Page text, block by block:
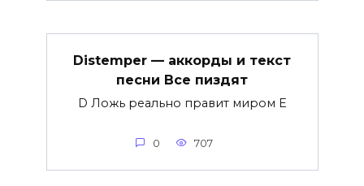
Distemper — аккорды и текст
песни Все пиздят
D Ложь реально правит миром E
0 707